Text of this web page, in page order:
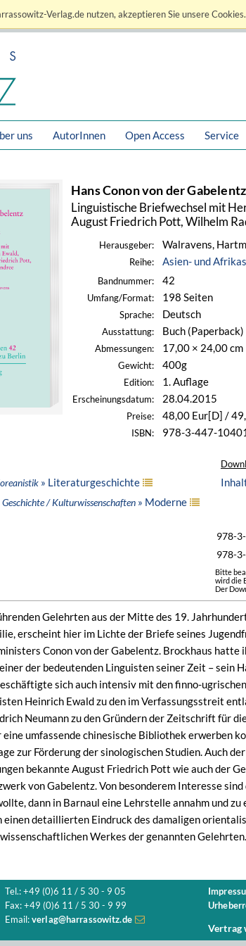
Verlag.de nutzen, akzeptieren Sie unsere
uns AutorInnen Open Access Service
Hans Conon von der
Linguistische Briefwechsel mit
August Friedrich Pott, Wilhelm
Herausgeber: Walravens,
Reihe: Asien- und
Bandnummer: 42
Umfang/Format: 198 Seiten
Sprache: Deutsch
Ausstattung: Buch (Paperback)
Abmessungen: 17,00 × 24,00 cm
Gewicht: 400g
Edition: 1. Auflage
Erscheinungsdatum: 28.04.2015
Preise: 48,00 Eur[D] /
ISBN: 978-3-447-
» Literaturgeschichte
Geschichte / Kulturwissenschaften » Moderne
978-
978-
Bitte
wird die
Der
Gelehrten aus der Mitte des 19.
erscheint hier im Lichte der Briefe seines
Conon von der Gabelentz. Brockhaus
der bedeutenden Linguisten seiner Zeit – sein
sich auch intensiv mit den finno-
Heinrich Ewald zu den im Verfassungsstreit
Neumann zu den Gründern der Zeitschrift für
eine umfassende chinesische Bibliothek erwerben
zur Förderung der sinologischen Studien. Auch
bekannte August Friedrich Pott wie auch der
von Gabelentz. Von besonderem Interesse
dann in Barnaul eine Lehrstelle annahm und
einen detaillierten Eindruck des damaligen
Werkes der genannten
Tel.: +49 (0)6 11 / 5 30 - 9 05
Fax: +49 (0)6 11 / 5 30 - 9 99
Email: verlag@harrassowitz.de
Vertrag